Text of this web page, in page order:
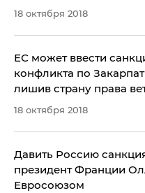
18 октября 2018
ЕС может ввести
конфликта по
лишив страну права
18 октября 2018
Давить Россию
президент Франции
Евросоюзом